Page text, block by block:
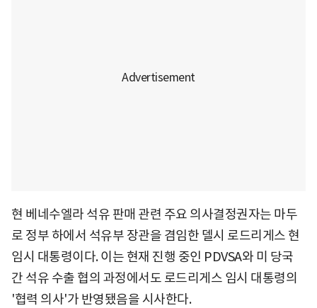
현 베네수엘라 석유 판매 관련 주요 의사결정권자는 마두
로 정부 하에서 석유부 장관을 겸임한 델시 로드리게스 현
임시 대통령이다. 이는 현재 진행 중인 PDVSA와 미 당국
간 석유 수출 협의 과정에서도 로드리게스 임시 대통령의
'협력 의사'가 반영됐음을 시사한다.